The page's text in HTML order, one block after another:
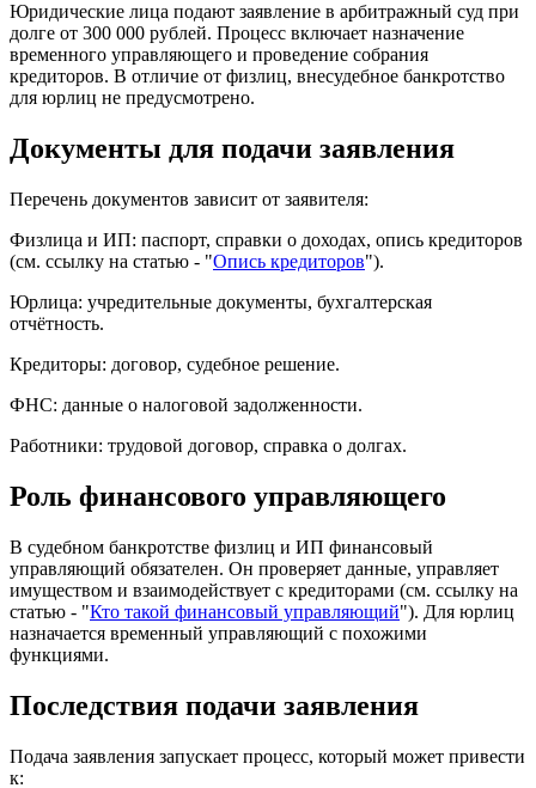
Юридические лица подают заявление в арбитражный суд при
долге от 300 000 рублей. Процесс включает назначение
временного управляющего и проведение собрания
кредиторов. В отличие от физлиц, внесудебное банкротство
для юрлиц не предусмотрено.
Документы для подачи заявления
Перечень документов зависит от заявителя:
Физлица и ИП: паспорт, справки о доходах, опись кредиторов
(см. ссылку на статью - "Опись кредиторов").
Юрлица: учредительные документы, бухгалтерская
отчётность.
Кредиторы: договор, судебное решение.
ФНС: данные о налоговой задолженности.
Работники: трудовой договор, справка о долгах.
Роль финансового управляющего
В судебном банкротстве физлиц и ИП финансовый
управляющий обязателен. Он проверяет данные, управляет
имуществом и взаимодействует с кредиторами (см. ссылку на
статью - "Кто такой финансовый управляющий"). Для юрлиц
назначается временный управляющий с похожими
функциями.
Последствия подачи заявления
Подача заявления запускает процесс, который может привести
к: